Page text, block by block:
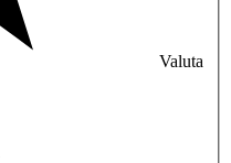
Valuta